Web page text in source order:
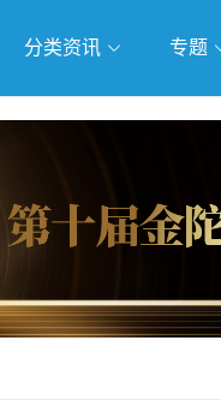
分类资讯 专题
人工智能 武侠游戏